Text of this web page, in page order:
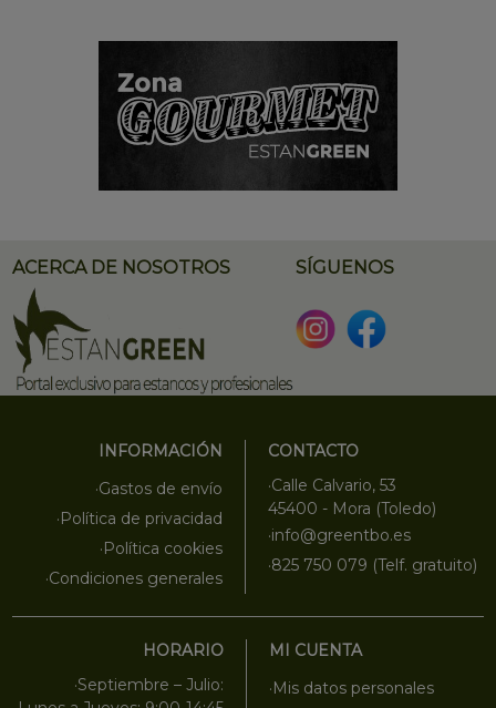
ACERCA DE NOSOTROS SÍGUENOS
INFORMACIÓN
·Gastos de envío
·Política de privacidad
·Política cookies
·Condiciones generales
CONTACTO
·Calle Calvario, 53
45400 - Mora (Toledo)
·info@greentbo.es
·825 750 079 (Telf. gratuito)
HORARIO
·Septiembre – Julio:
MI CUENTA
·Mis datos personales